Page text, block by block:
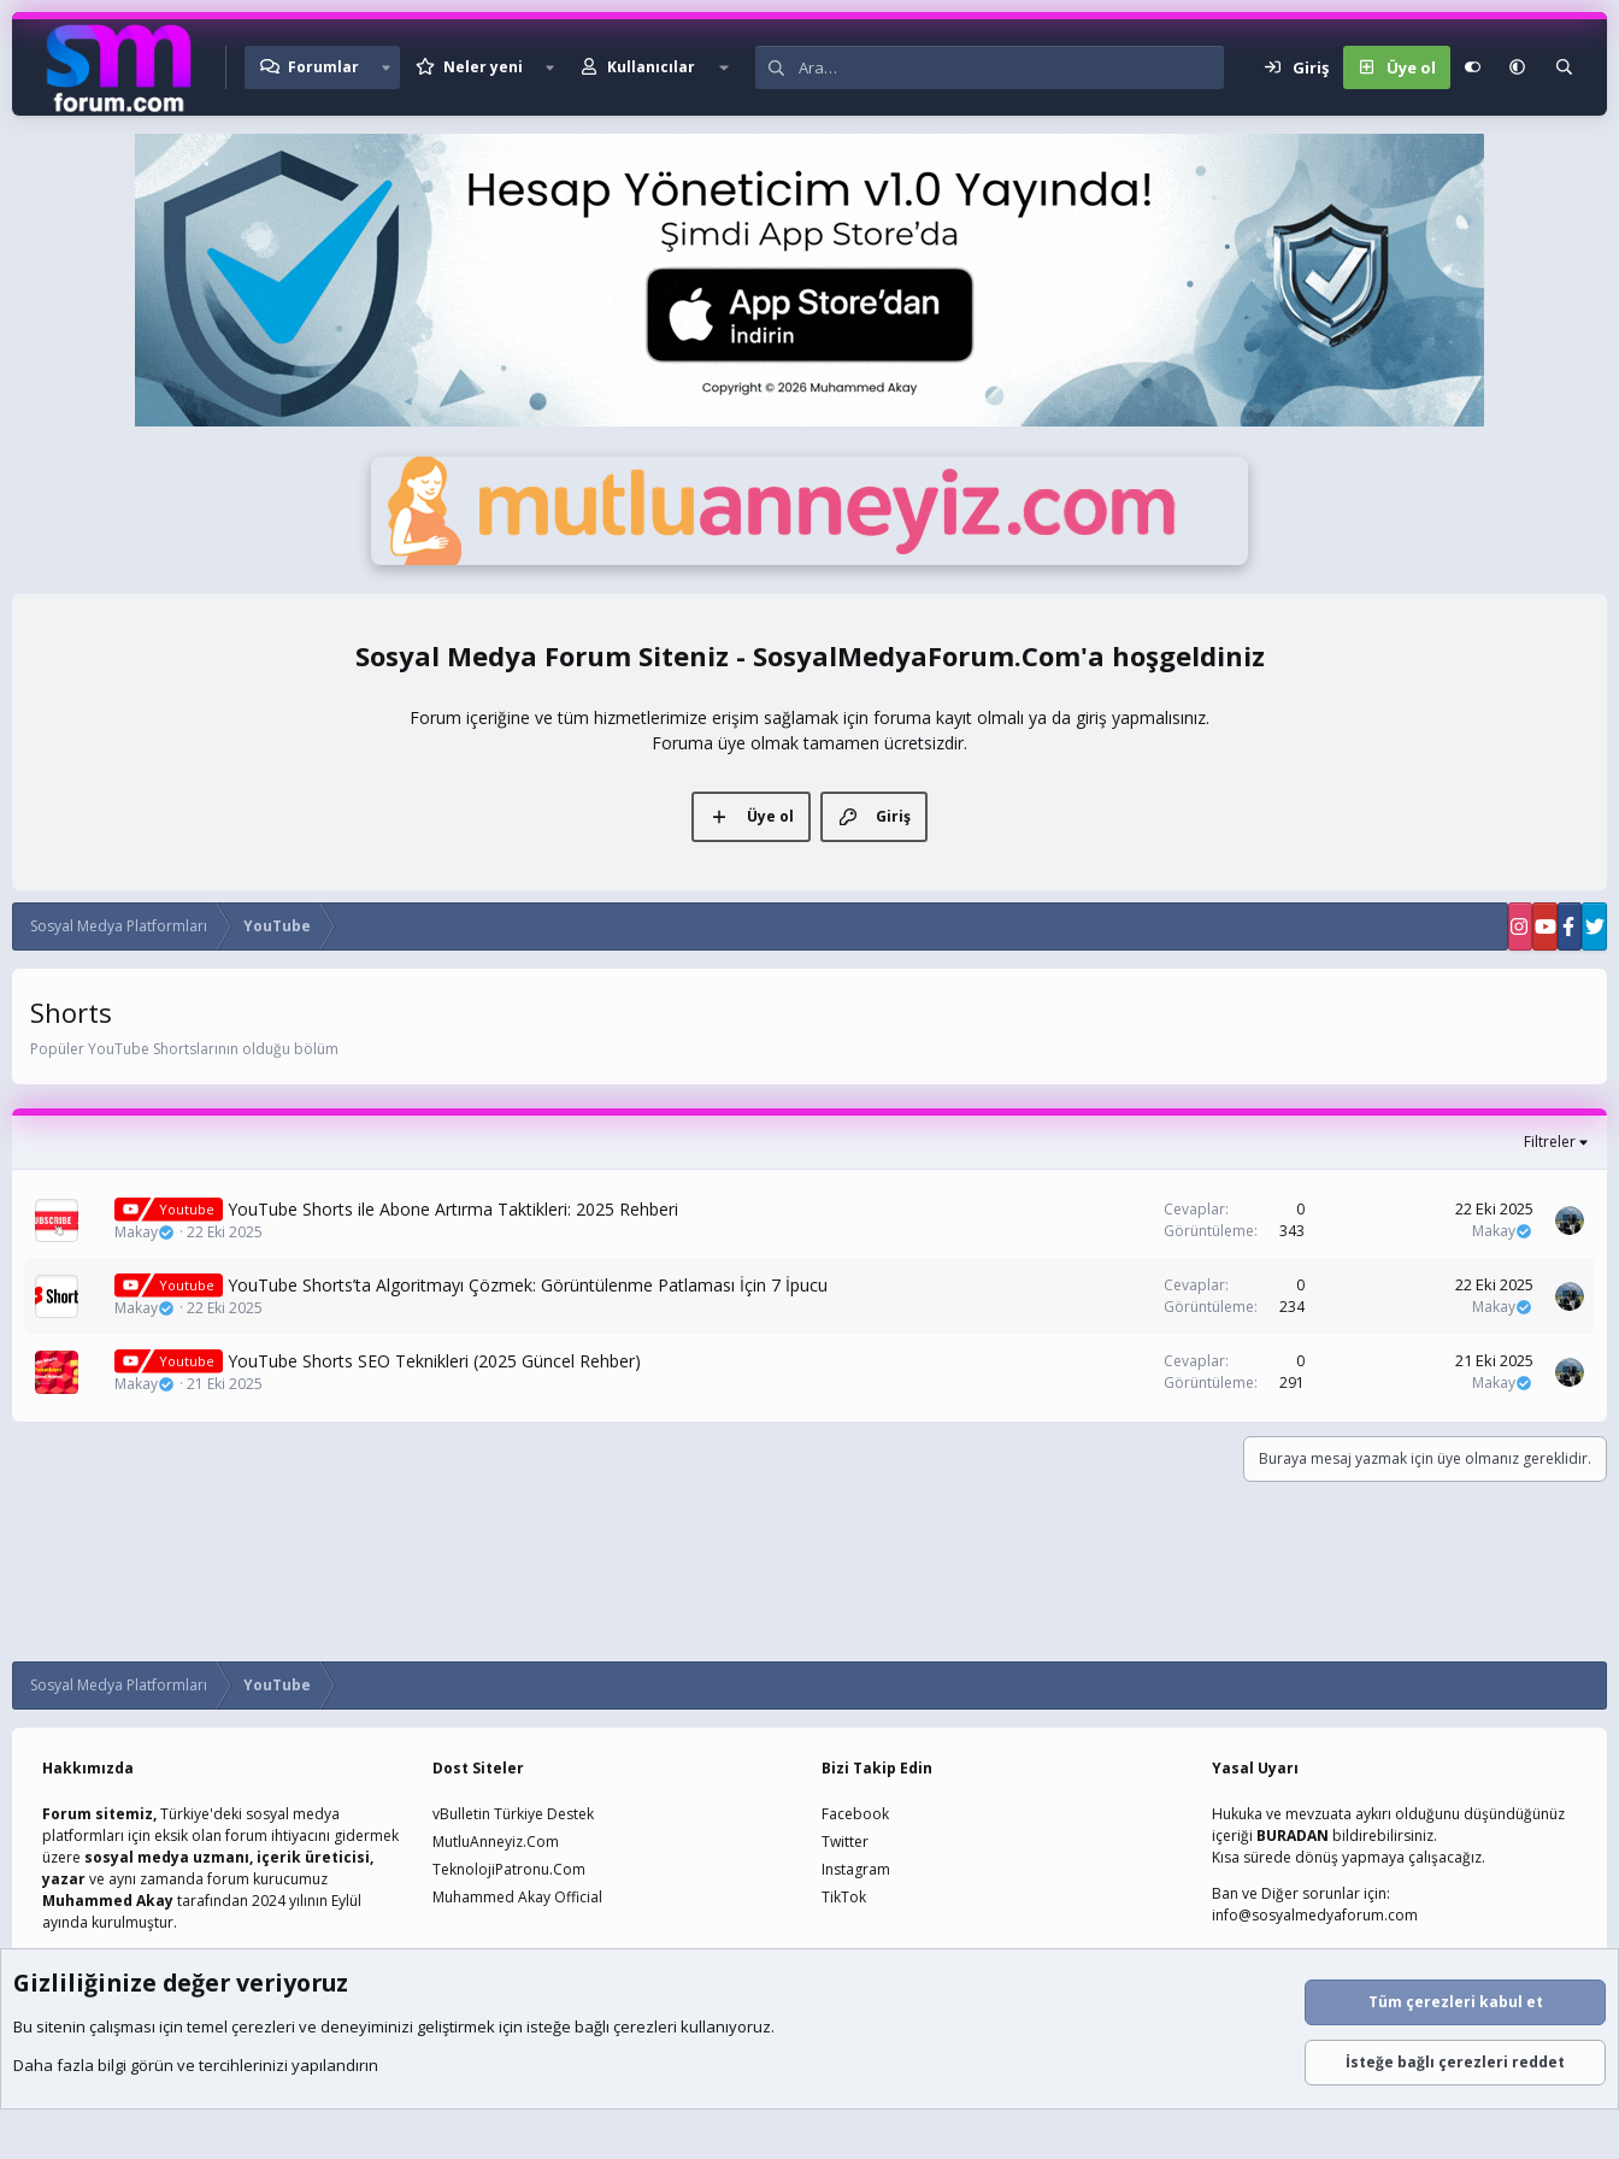
Forumlar Neler yeni Kullanıcılar Giriş Üye ol
Sosyal Medya Forum Siteniz - SosyalMedyaForum.Com
Forum içeriğine ve tüm hizmetlerimize erişim sağlamak için foruma kayıt olmalı ya da giriş yapmalısınız.
Foruma üye olmak tamamen ücretsizdir.
Giriş
Üye ol
Sosyal Medya Platformları YouTube
Shorts
Popüler YouTube Shortslarının olduğu bölüm
Filtreler
Youtube YouTube Shorts ile Abone Artırma Taktikleri: 2025 Rehberi
Makay 22 Eki 2025
Cevaplar
0
Görüntüleme
343
22 Eki 2025
Makay
Youtube YouTube Shorts’ta Algoritmayı Çözmek: Görüntülenme Patlaması İçin 7 İpucu
Makay 22 Eki 2025
Cevaplar
0
Görüntüleme
234
22 Eki 2025
Makay
Youtube YouTube Shorts SEO Teknikleri (2025 Güncel Rehber)
Makay 21 Eki 2025
Cevaplar
0
Görüntüleme
291
21 Eki 2025
Makay
Buraya mesaj yazmak için üye olmanız gereklidir.
Sosyal Medya Platformları YouTube
Hakkımızda
Forum sitemiz,Türkiye'deki sosyal medya
platformları için eksik olan forum ihtiyacını gidermek
üzere sosyal medya uzmanı, içerik üreticisi,
yazarve aynı zamanda forum kurucumuz
Muhammed Akaytarafından 2024 yılının Eylül
ayında kurulmuştur.
Dost Siteler
vBulletin Türkiye Destek
MutluAnneyiz.Com
TeknolojiPatronu.Com
Muhammed Akay Official
Bizi Takip Edin
Facebook
Twitter
Instagram
TikTok
Yasal Uyarı
Hukuka ve mevzuata aykırı olduğunu düşündüğünüz
içeriği BURADAN bildirebilirsiniz.
Kısa sürede dönüş yapmaya çalışacağız.
Ban ve Diğer sorunlar için:
info@sosyalmedyaforum.com
Çerezler Türkçe (TR) Gizlilik Politikası Yardım Ana Sayfa
S
Community platform by XenForo © 2010-2024 XenForo Ltd.
Gizliliğinize değer veriyoruz
Bu sitenin çalışması için temel çerezleri ve deneyiminizi geliştirmek için isteğe bağlı çerezleri kullanıyoruz.
Daha fazla bilgi görün ve tercihlerinizi yapılandırın
Tüm çerezleri kabul et
İsteğe bağlı çerezleri reddet